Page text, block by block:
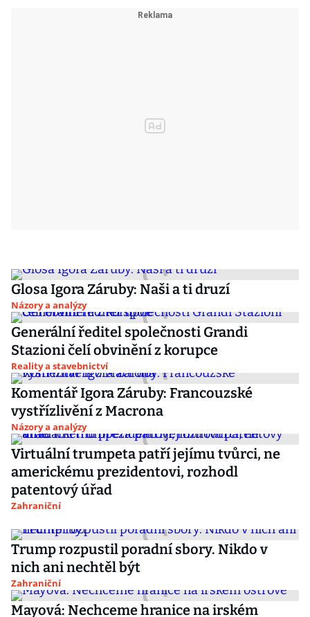
Glosa Igora Záruby: Naši a ti druzí
Názory a analýzy
Generální ředitel společnosti Grandi
Stazioni čelí obvinění z korupce
Reality a stavebnictví
Komentář Igora Záruby: Francouzské
vystřízlivění z Macrona
Názory a analýzy
Virtuální trumpeta patří jejímu tvůrci, ne
americkému prezidentovi, rozhodl
patentový úřad
Zahraniční
Trump rozpustil poradní sbory. Nikdo v
nich ani nechtěl být
Zahraniční
Mayová: Nechceme hranice na irském